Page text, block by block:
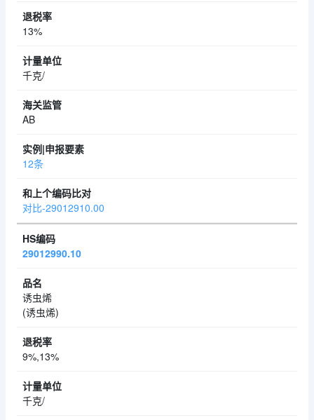
13%
千克/
AB
12条
对比-29012910.00
29012990.10
诱虫烯
(诱虫烯)
9%,13%
千克/